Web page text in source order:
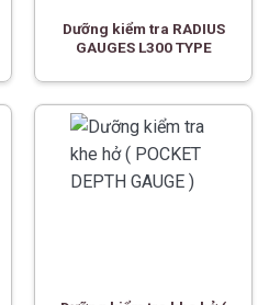
Dưỡng kiểm tra RADIUS
GAUGES L300 TYPE